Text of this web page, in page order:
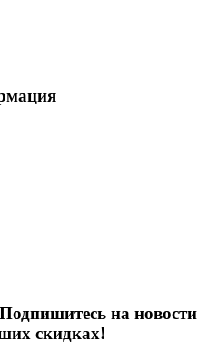
Подпишитесь на новости
скидках!